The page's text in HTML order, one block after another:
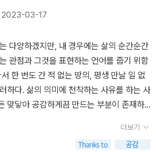
그 외로움과 고독 속에 엄청난 자유가 있음을
은 모두가 안다. 때문에 비록 ‘외로움은 우
지만 불가해하게도 우리는 그 외로움을 포
쪽) 기꺼이…. 고닉의 친구 레너드는 그녀
외로움을 쓸모 있는 고독으로 바꿔내지 않는
의 딸일 거라고-레너드의 이 말에는 무심
본질을 꿰뚫어 보는 통찰력이 담겨 있다.
애착’의 시기를 지나 뉴욕 거리 곳곳을 거닐
양한 이들과 만남과 헤어짐을 거듭하고 그 안
두고 혼자 있는 법, 외로움 속에 자기 존재
성중인 서로의 경험을 거울에 비춰주는 목
까지고 깊어져만 갈 것이다. 설령 우정은
와 인간이라는
내는 외로움에 수장되어 있었다고 말해도
원하지 않은 고독이 쓸모있는 고독일 리가
의 아름다움, “도시를 속속들이 아는 것으
기로 디디고 선 땅을 자기 것으로 만들어주
함에 말을 건네며, 넉넉한 양분이 되어 내
구 레너드 같은 우정을 경험할 그런 애착이
움직이는 군중과 면밀히 대비된다.”괴롭
니라서 더 괴롭다. 30년의 간극을 두고 쓴
게 느낀다. 고닉이 산책길에 공기를 나눠 마
흡처럼.1970년, ‘역사의 다음 순간’과 ‘태
해 글을 쓴 고닉은 여든여덟에도 ‘다음’을 위
즘이 뜨겁고 생생한 목소리로 기능한 1970
. 항의와 협박은 2023년 내가 목격한 풍경
다. 30대 고닉은 무엇에도 쓸려 나가지 않고
으로 나아간다. 그곳은 미처 기록되지
함을 찾지 않느냐고 말이다. 문제는 둘다 부
있는 사람들이라는 데 있다. 어떤 상황에서
물이 반밖에 없다고 느끼는 인간들인 것이
그가 드러내든 내가 드러내든 꼭 한명은
없다. 우리도 좀 달라지고 싶지만 어찌 됐
란게 그러니까. 그리고 삶을 느끼는 방식
방식일 수밖에 없다. 적절한 거리가 오히려
대화에서 말하지 않아도 알아보는 친구를 엿
엔 모임에서 친구와 의견 충돌이 있었는데
는 게 좋다고. 판단을 하면 안심이 된단 말
실한 것들. 그런 것들이 얼마나 좋았는데!
지. 근데 이제는 아무도 안 그래. (47쪽)이십
어느 과학자와 결혼했다. (중략) 그러던 어
분으로 잠에서 깼다. 뭐랄까. 영문은 알 수
없었다. 남편도 그대로고 나도 그대로였
침에 눈을 뜨면 마냥 들떠있었는데. (중략)
는 생각했다. 저이는 내 짝이 아니야, 그렇
만 있다면, 또 생각했다. 1년 뒤 우린 이혼
2023-03-17
다양하겠지만, 내 경우에는 삶의 순간순간
관점과 그것을 표현하는 언어를 줍기 위함
한 번도 간 적 없는 땅의, 평생 만날 일 없
하다. 삶의 의미에 천착하는 사유를 하는 사
맞닿아 공감하게끔 만드는 부분이 존재하
내기였다. 그저 ‘상황’이 달라져서 나도 달
더보기